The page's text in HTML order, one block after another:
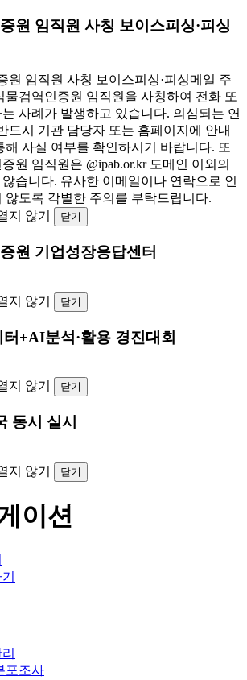
원 임직원 사칭 보이스피싱·피싱
지 않기 닫기
원 기업성장응답센터
지 않기 닫기
+AI분석·활용 경진대회
지 않기 닫기
동시 실시
지 않기 닫기
이션
포조사